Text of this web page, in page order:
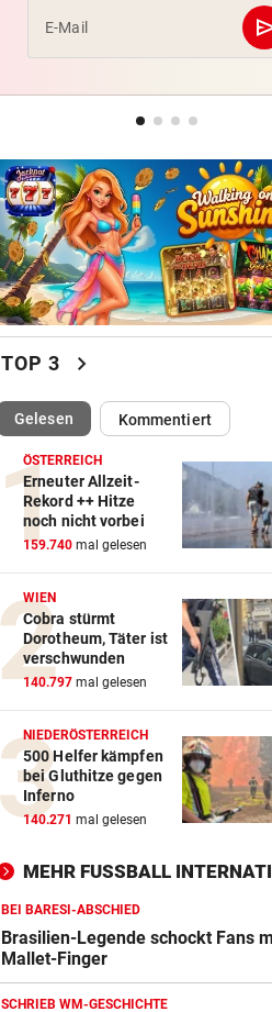
für St. Pölten
Straka verpasst bei PGA-
den Cut vorzeitig
E-Mail
TOP 3 chevron_right
Gelesen(ausgewählt)Kommentiert
ÖSTERREICH
Erneuter Allzeit-
Rekord ++ Hitze
noch nicht vorbei
159.740 mal gelesen
WIEN
Cobra stürmt
Dorotheum, Täter ist
verschwunden
140.797 mal gelesen
NIEDERÖSTERREICH
500 Helfer kämpfen
bei Gluthitze gegen
Inferno
140.271 mal gelesen
MEHR FUSSBALL
BEI BARESI-ABSCHIED
Brasilien-Legende schockt Fans
Mallet-Finger
SCHRIEB WM-GESCHICHTE